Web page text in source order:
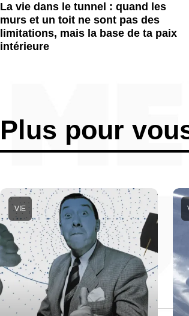
La vie dans le tunnel : quand les
murs et un toit ne sont pas des
limitations, mais la base de ta paix
intérieure
Plus pour
VIE